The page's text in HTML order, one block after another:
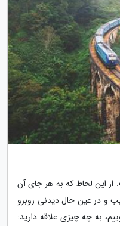
از این لحاظ که به هر جای آن
و در عین حال دیدنی روبرو
به چه چیزی علاقه دارید: